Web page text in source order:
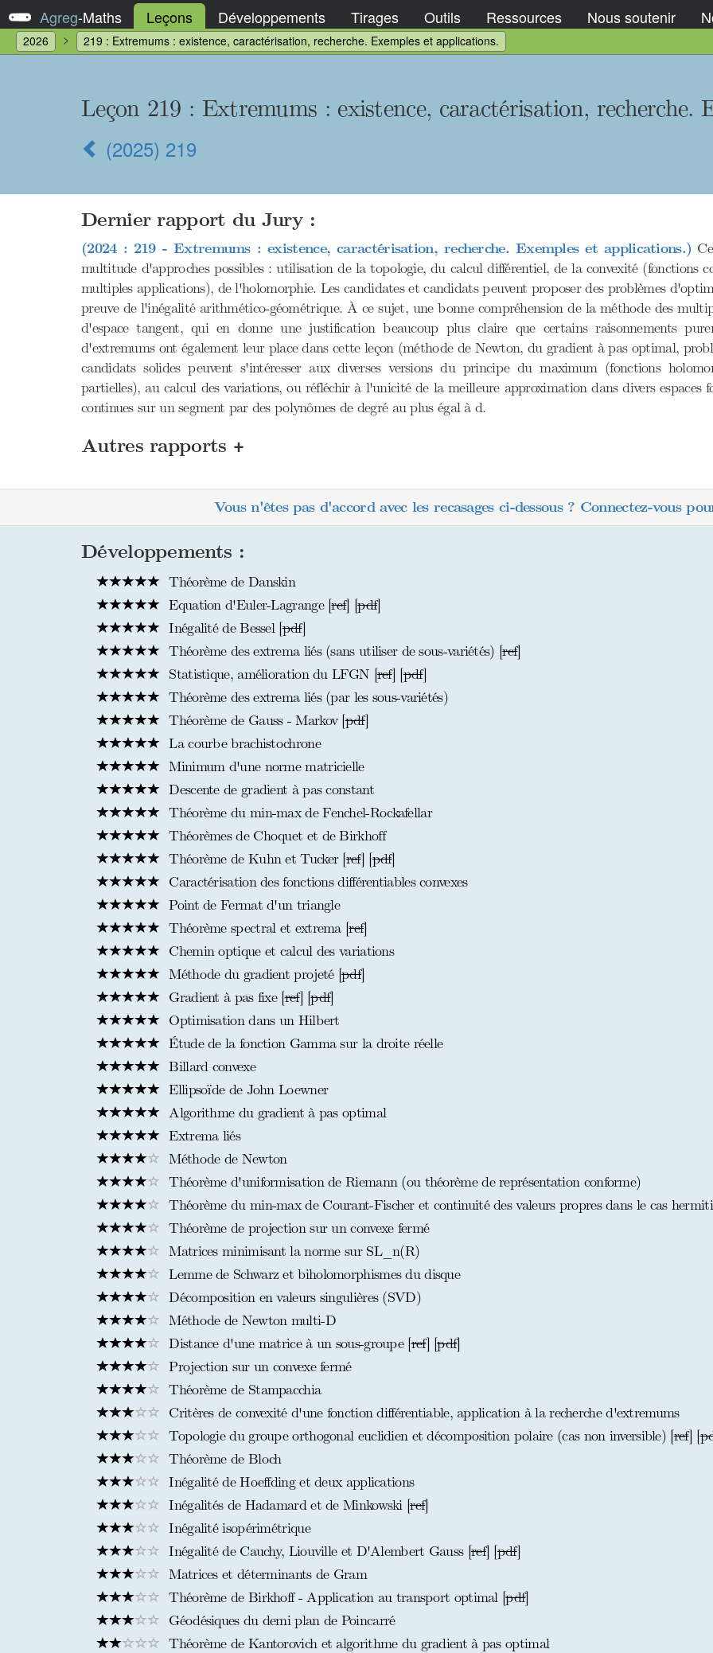
Agreg-Maths Leçons Développements Tirages Outils Ressources Nous soutenir
2026 219 : Extremums : existence, caractérisation, recherche. Exemples et applications.
Leçon 219 : Extremums : existence, caractérisation, recherche.
(2025) 219
Dernier rapport du Jury :
(2024 : 219 - Extremums : existence, caractérisation, recherche. Exemples et applications.)
multitude d'approches possibles : utilisation de la topologie, du calcul différentiel, de la convexité (fonctions
multiples applications), de l'holomorphie. Les candidates et candidats peuvent proposer des problèmes
preuve de l'inégalité arithmético-géométrique. À ce sujet, une bonne compréhension de la méthode des
d'espace tangent, qui en donne une justification beaucoup plus claire que certains raisonnements
d'extremums ont également leur place dans cette leçon (méthode de Newton, du gradient à pas optimal,
candidats solides peuvent s'intéresser aux diverses versions du principe du maximum (fonctions
partielles), au calcul des variations, ou réfléchir à l'unicité de la meilleure approximation dans divers espaces
continues sur un segment par des polynômes de degré au plus égal à d.
Autres rapports +
Vous n'êtes pas d'accord avec les recasages ci-dessous ? Connectez-vous
Développements :
Théorème de Danskin
Equation d'Euler-Lagrange [ref] [pdf]
Inégalité de Bessel [pdf]
Théorème des extrema liés (sans utiliser de sous-variétés) [ref]
Statistique, amélioration du LFGN [ref] [pdf]
Théorème des extrema liés (par les sous-variétés)
Théorème de Gauss - Markov [pdf]
La courbe brachistochrone
Minimum d'une norme matricielle
Descente de gradient à pas constant
Théorème du min-max de Fenchel-Rockafellar
Théorèmes de Choquet et de Birkhoff
Théorème de Kuhn et Tucker [ref] [pdf]
Caractérisation des fonctions différentiables convexes
Point de Fermat d'un triangle
Théorème spectral et extrema [ref]
Chemin optique et calcul des variations
Méthode du gradient projeté [pdf]
Gradient à pas fixe [ref] [pdf]
Optimisation dans un Hilbert
Étude de la fonction Gamma sur la droite réelle
Billard convexe
Ellipsoïde de John Loewner
Algorithme du gradient à pas optimal
Extrema liés
Méthode de Newton
Théorème d'uniformisation de Riemann (ou théorème de représentation conforme)
Théorème du min-max de Courant-Fischer et continuité des valeurs propres dans le cas
Théorème de projection sur un convexe fermé
Matrices minimisant la norme sur SL_n(R)
Lemme de Schwarz et biholomorphismes du disque
Décomposition en valeurs singulières (SVD)
Méthode de Newton multi-D
Distance d'une matrice à un sous-groupe [ref] [pdf]
Projection sur un convexe fermé
Théorème de Stampacchia
Critères de convexité d'une fonction différentiable, application à la recherche d'extremums
Topologie du groupe orthogonal euclidien et décomposition polaire (cas non inversible) [ref] [
Théorème de Bloch
Inégalité de Hoeffding et deux applications
Inégalités de Hadamard et de Minkowski [ref]
Inégalité isopérimétrique
Inégalité de Cauchy, Liouville et D'Alembert Gauss [ref] [pdf]
Matrices et déterminants de Gram
Théorème de Birkhoff - Application au transport optimal [pdf]
Géodésiques du demi plan de Poincarré
Théorème de Kantorovich et algorithme du gradient à pas optimal